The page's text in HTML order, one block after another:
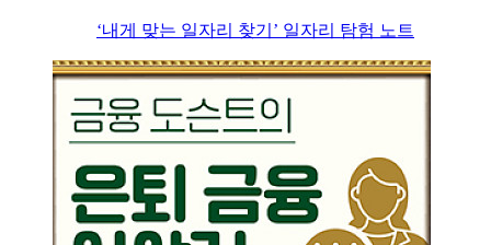
‘내게 맞는 일자리 찾기’ 일자리 탐험 노트